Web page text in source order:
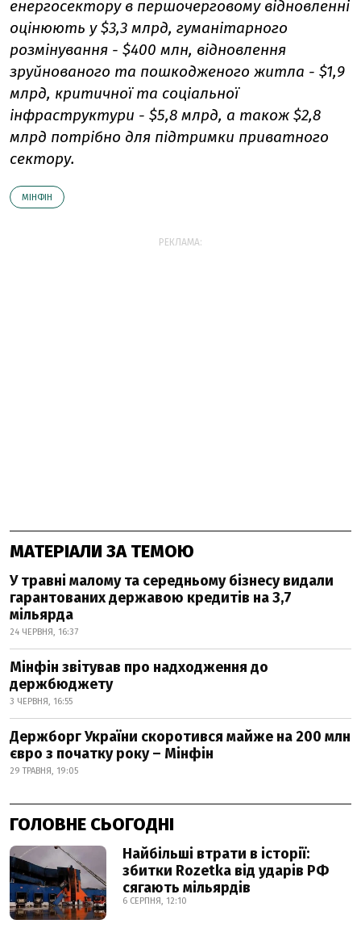
енергосектору в першочерговому відновленні
оцінюють у $3,3 млрд, гуманітарного
розмінування - $400 млн, відновлення
зруйнованого та пошкодженого житла - $1,9
млрд, критичної та соціальної
інфраструктури - $5,8 млрд, а також $2,8
млрд потрібно для підтримки приватного
сектору.
МІНФІН
РЕКЛАМА:
МАТЕРІАЛИ ЗА ТЕМОЮ
У травні малому та середньому бізнесу видали
гарантованих державою кредитів на 3,7
мільярда
24 ЧЕРВНЯ, 16:37
Мінфін звітував про надходження до
держбюджету
3 ЧЕРВНЯ, 16:55
Держборг України скоротився майже на 200 млн
євро з початку року – Мінфін
29 ТРАВНЯ, 19:05
ГОЛОВНЕ СЬОГОДНІ
Найбільші втрати в історії:
збитки Rozetka від ударів РФ
сягають мільярдів
6 СЕРПНЯ, 12:10